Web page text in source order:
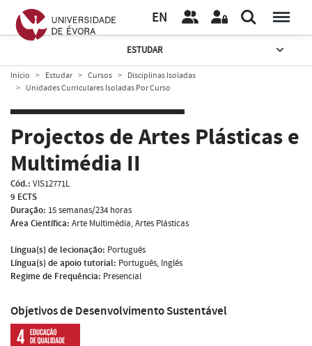
EN
ESTUDAR
Início Estudar Cursos
Disciplinas Isoladas
Unidades Curriculares Isoladas Por Curso
Projectos de Artes Plásticas e
Multimédia II
Cód.: VIS12771L
9 ECTS
Duração: 15 semanas/234 horas
Área Científica: Arte Multimédia, Artes Plásticas
Língua(s) de lecionação: Português
Língua(s) de apoio tutorial: Português, Inglês
Regime de Frequência: Presencial
Objetivos de Desenvolvimento Sustentável